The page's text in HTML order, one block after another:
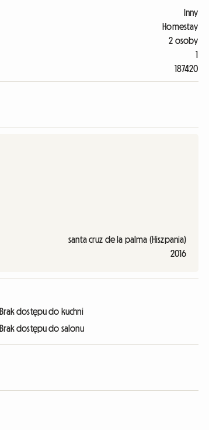
Inny
Homestay
2 osoby
1
187420
santa cruz de la palma (Hiszpania)
2016
Brak dostępu do kuchni
Brak dostępu do salonu